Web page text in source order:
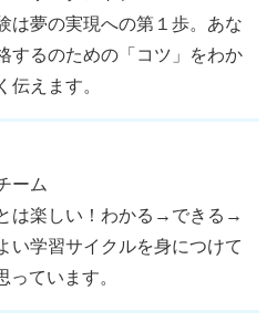
は夢の実現への第１歩。あな
するのための「コツ」をわか
伝えます。
ーム
は楽しい！わかる→できる→
い学習サイクルを身につけて
ています。